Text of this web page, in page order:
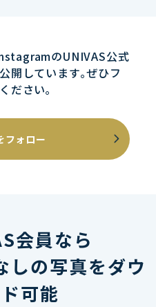
のUNIVAS公式
開しています｡ぜひフ
ださい｡
フォロー
会員なら
しの写真をダウ
可能